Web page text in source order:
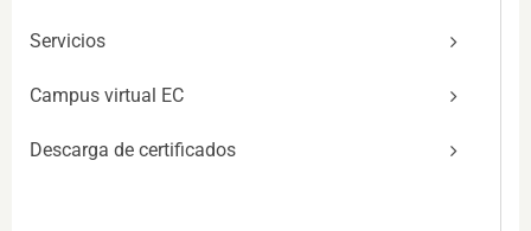
Servicios
Campus virtual EC
Descarga de certificados